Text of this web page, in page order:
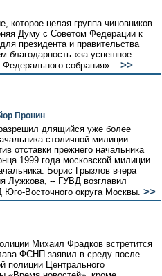
которое целая группа чиновников
Думу с Советом Федерации к
президента и правительства
благодарность «за успешное
собрания»... >>
Пронин
длящийся уже более
столичной милиции.
отставки прежнего начальника
1999 года московской милиции
Борис Грызлов вчера
Лужкова, -- ГУВД возглавил
Восточного округа Москвы. >>
Михаил Фрадков встретится
ФСНП заявил в среду после
полиции Центрального